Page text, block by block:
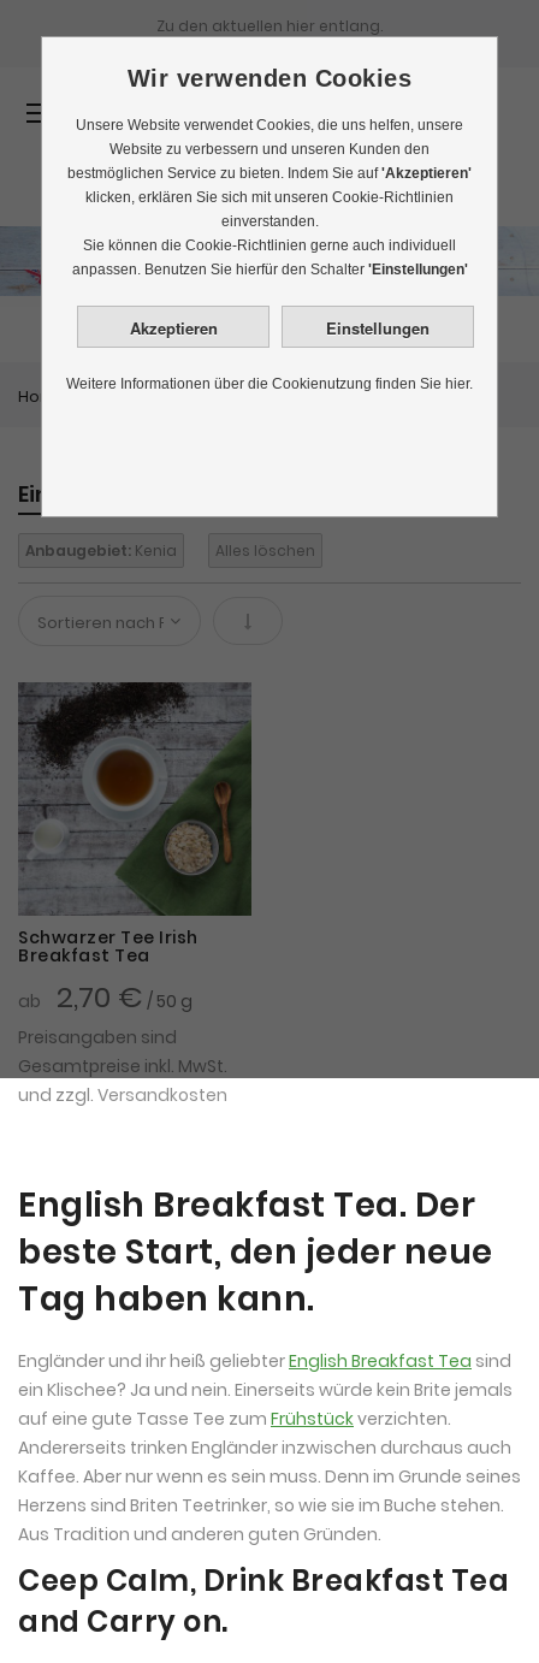
Zu den aktuellen hier entlang.
English Breakfast
Home English Breakfast
Einkaufen nach
Anbaugebiet: Kenia Alles löschen
In absteigender Reihenfolge
Schwarzer Tee Irish
Breakfast Tea
ab
2,70 € / 50 g
Preisangaben sind
Gesamtpreise inkl. MwSt.
und zzgl. Versandkosten
English Breakfast Tea. Der
beste Start, den jeder neue
Tag haben kann.
Engländer und ihr heiß geliebterEnglish Breakfast Tea sind
ein Klischee? Ja und nein. Einerseits würde kein Brite jemals
auf eine gute Tasse Tee zum Frühstückverzichten.
Andererseits trinken Engländer inzwischen durchaus auch
Kaffee. Aber nur wenn es sein muss. Denn im Grunde seines
Herzens sind Briten Teetrinker, so wie sie im Buche stehen.
Aus Tradition und anderen guten Gründen.
Ceep Calm, Drink Breakfast Tea
and Carry on.
Wir verwenden Cookies
Unsere Website verwendet Cookies, die uns helfen, unsere
Website zu verbessern und unseren Kunden den
bestmöglichen Service zu bieten. Indem Sie auf'Akzeptieren'
klicken, erklären Sie sich mit unseren Cookie-Richtlinien
einverstanden.
Sie können die Cookie-Richtlinien gerne auch individuell
anpassen. Benutzen Sie hierfür den Schalter 'Einstellungen'
Weitere Informationen über die Cookienutzung finden Sie hier.